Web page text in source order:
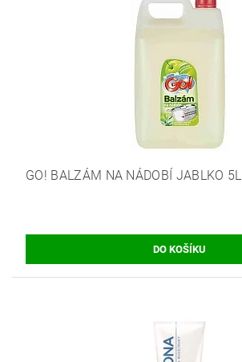
GO! BALZÁM NA NÁDOBÍ JABLKO 5L